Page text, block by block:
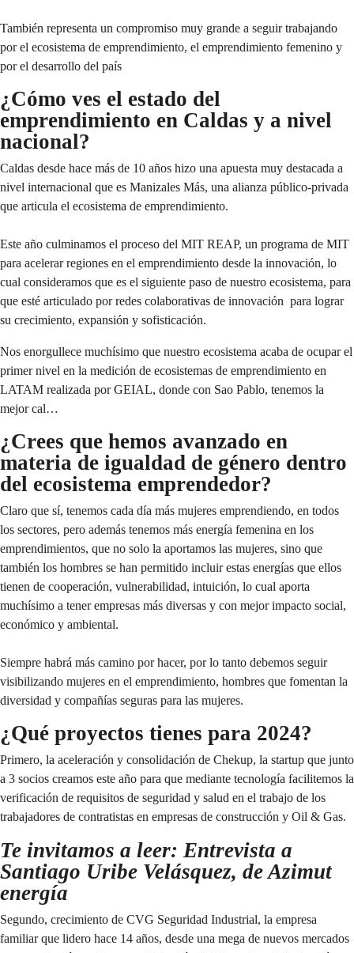
También representa un compromiso muy grande a seguir trabajando
por el ecosistema de emprendimiento, el emprendimiento femenino y
por el desarrollo del país
¿Cómo ves el estado del
emprendimiento en Caldas y a nivel
nacional?
Caldas desde hace más de 10 años hizo una apuesta muy destacada a
nivel internacional que es Manizales Más, una alianza público-privada
que articula el ecosistema de emprendimiento.
Este año culminamos el proceso del MIT REAP, un programa de MIT
para acelerar regiones en el emprendimiento desde la innovación, lo
cual consideramos que es el siguiente paso de nuestro ecosistema, para
que esté articulado por redes colaborativas de innovación para lograr
su crecimiento, expansión y sofisticación.
Nos enorgullece muchísimo que nuestro ecosistema acaba de ocupar el
primer nivel en la medición de ecosistemas de emprendimiento en
LATAM realizada por GEIAL, donde con Sao Pablo, tenemos la
mejor cal…
¿Crees que hemos avanzado en
materia de igualdad de género dentro
del ecosistema emprendedor?
Claro que sí, tenemos cada día más mujeres emprendiendo, en todos
los sectores, pero además tenemos más energía femenina en los
emprendimientos, que no solo la aportamos las mujeres, sino que
también los hombres se han permitido incluir estas energías que ellos
tienen de cooperación, vulnerabilidad, intuición, lo cual aporta
muchísimo a tener empresas más diversas y con mejor impacto social,
económico y ambiental.
Siempre habrá más camino por hacer, por lo tanto debemos seguir
visibilizando mujeres en el emprendimiento, hombres que fomentan la
diversidad y compañías seguras para las mujeres.
¿Qué proyectos tienes para 2024?
Primero, la aceleración y consolidación de Chekup, la startup que junto
a 3 socios creamos este año para que mediante tecnología facilitemos la
verificación de requisitos de seguridad y salud en el trabajo de los
trabajadores de contratistas en empresas de construcción y Oil & Gas.
Te invitamos a leer: Entrevista a
Santiago Uribe Velásquez, de Azimut
energía
Segundo, crecimiento de CVG Seguridad Industrial, la empresa
familiar que lidero hace 14 años, desde una mega de nuevos mercados